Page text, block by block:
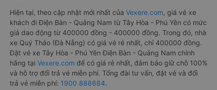
Hiện tại, theo cập nhật mới nhất của Vexere.com, giá vé xe
khách đi Điện Bàn - Quảng Nam từ Tây Hòa - Phú Yên có mức
giá dao động từ 400000 đồng - 400000 đồng. Trong đó, nhà
xe Quý Thảo (Đà Nẵng) có giá vé rẻ nhất, chỉ 400000 đồng.
Đặt vé xe Tây Hòa - Phú Yên Điện Bàn - Quảng Nam chính
hãng tại Vexere.com để có giá rẻ nhất, đảm bảo giữ chỗ 100%
và hỗ trợ đổi trả vé miễn phí. Tổng đài tư vấn, đặt vé và đổi
trả vé miễn phí: 1900 888684.